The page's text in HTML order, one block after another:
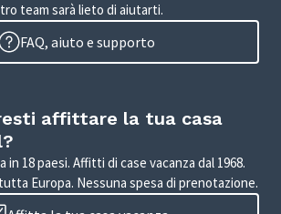
team sarà lieto di aiutarti.
FAQ, aiuto e supporto
affittare la tua casa
in 18 paesi. Affitti di case vacanza dal 1968.
Europa. Nessuna spesa di prenotazione.